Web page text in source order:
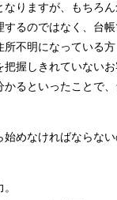
りますが、もちろ
るのではなく、台
不明になっている
握しきれていない
るといったことで
めなければならない